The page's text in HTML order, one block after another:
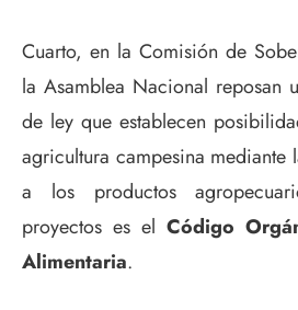
Cuarto, en la Comisión de
la Asamblea Nacional reposan
de ley que establecen
agricultura campesina
a los productos
proyectos es el Código
Alimentaria.